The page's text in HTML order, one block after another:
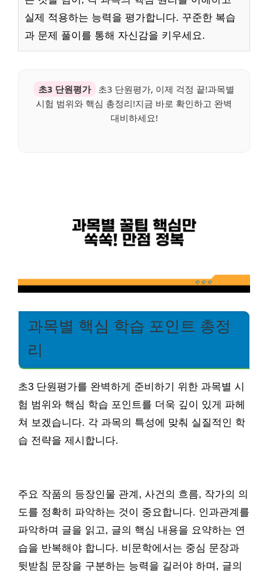
실제 적용하는 능력을 평가합니다. 꾸준한 복습
과 문제 풀이를 통해 자신감을 키우세요.
초3 단원평가
초3 단원평가, 이제 걱정 끝!과목별
시험 범위와 핵심 총정리!지금 바로 확인하고 완벽
대비하세요!
과목별 핵심 학습 포인트 총정
리
초3 단원평가를 완벽하게 준비하기 위한 과목별 시
험 범위와 핵심 학습 포인트를 더욱 깊이 있게 파헤
쳐 보겠습니다. 각 과목의 특성에 맞춰 실질적인 학
습 전략을 제시합니다.
주요 작품의 등장인물 관계, 사건의 흐름, 작가의 의
도를 정확히 파악하는 것이 중요합니다. 인과관계를
파악하며 글을 읽고, 글의 핵심 내용을 요약하는 연
습을 반복해야 합니다. 비문학에서는 중심 문장과
뒷받침 문장을 구분하는 능력을 길러야 하며, 글의